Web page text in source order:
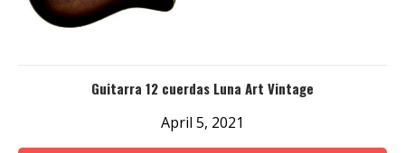
Guitarra 12 cuerdas Luna Art Vintage
April 5, 2021